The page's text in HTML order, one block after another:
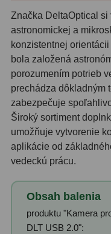
Okulárové výtahy44
Adaptéry k okulárovým
výťahom8
Primárne zrkadlá
Sekundárne zrkadlá6
Binokulárne 286
Ornitológia a príroda
Vodeodolné
Turistika a cestovanie
Značka DeltaOptical
astronomickej a
konzistentnej
bola založená
porozumením potrieb
prechádza dôkladným
zabezpečuje
Široký sortiment
umožňuje vytvorenie
aplikácie od
vedeckú prácu.
Obsah balenia
produktu "Kamera
DLT USB 2.0":